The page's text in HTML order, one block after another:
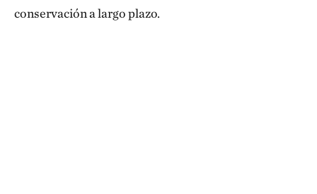
conservación a largo plazo.